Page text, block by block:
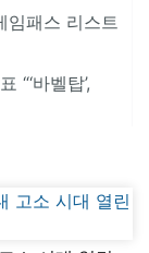
패스 리스트
바벨탑’,